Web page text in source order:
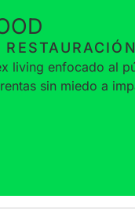
living enfocado al
sin miedo a